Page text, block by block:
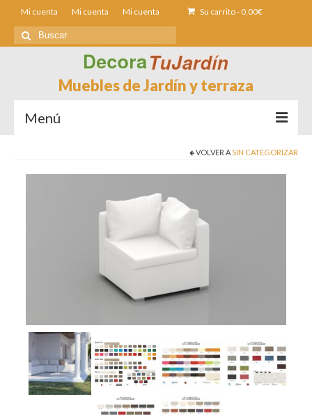
Mi cuenta Mi cuenta Mi cuenta Su carrito- 0,00€
Buscar
por:
Muebles de Jardín y terraza
Menú
Mesas de jardín
Fundas muebles Jardín
Madrid
Barcelona
VOLVER ASIN CATEGORIZAR